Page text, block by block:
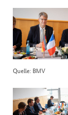
Quelle: BMV